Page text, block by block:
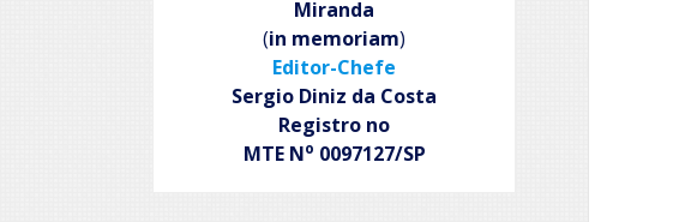
Miranda
(in memoriam)
Editor-Chefe
Sergio Diniz da Costa
Registro no
MTE No 0097127/SP